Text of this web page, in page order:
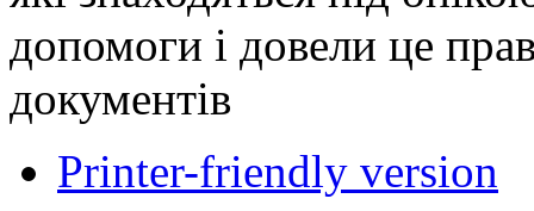
допомоги і довели це
документів
Printer-friendly version